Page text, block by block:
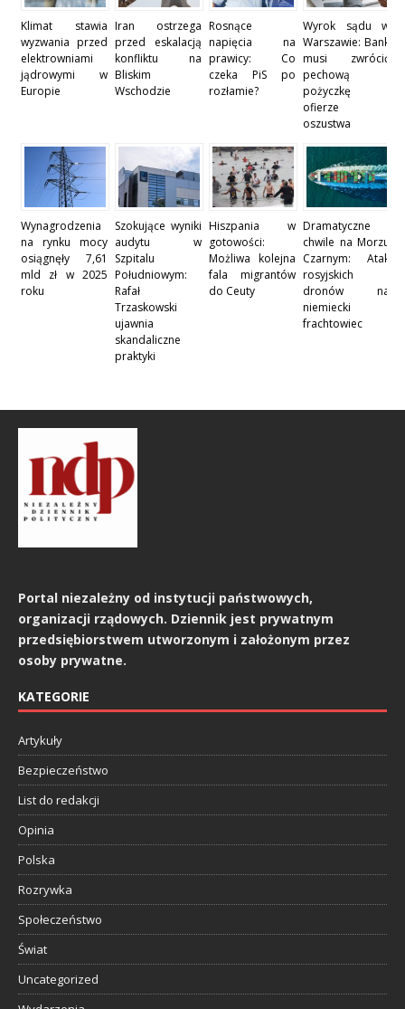
Klimat stawia
wyzwania przed
elektrowniami
jądrowymi w
Europie
Iran ostrzega
przed eskalacją
konfliktu na
Bliskim
Wschodzie
Rosnące
napięcia na
prawicy: Co
czeka PiS po
rozłamie?
Wyrok sądu w
Warszawie: Bank
musi zwrócić
pechową
pożyczkę
ofierze
oszustwa
Wynagrodzenia
na rynku mocy
osiągnęły 7,61
mld zł w 2025
roku
Szokujące wyniki
audytu w
Szpitalu
Południowym:
Rafał
Trzaskowski
ujawnia
skandaliczne
praktyki
Hiszpania w
gotowości:
Możliwa kolejna
fala migrantów
do Ceuty
Dramatyczne
chwile na Morzu
Czarnym: Atak
rosyjskich
dronów na
niemiecki
frachtowiec
Portal niezależny od instytucji państwowych,
organizacji rządowych. Dziennik jest prywatnym
przedsiębiorstwem utworzonym i założonym przez
osoby prywatne.
KATEGORIE
Artykuły
Bezpieczeństwo
List do redakcji
Opinia
Polska
Rozrywka
Społeczeństwo
Świat
Uncategorized